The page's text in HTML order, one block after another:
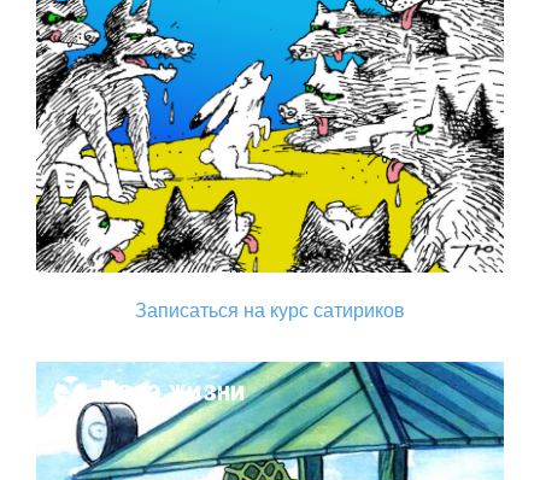
Записаться на курс сатириков
Поза жизни